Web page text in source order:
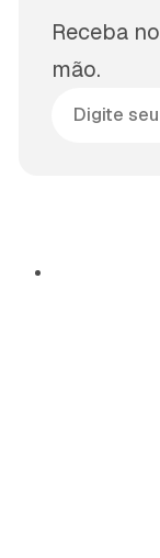
Receba
mão.